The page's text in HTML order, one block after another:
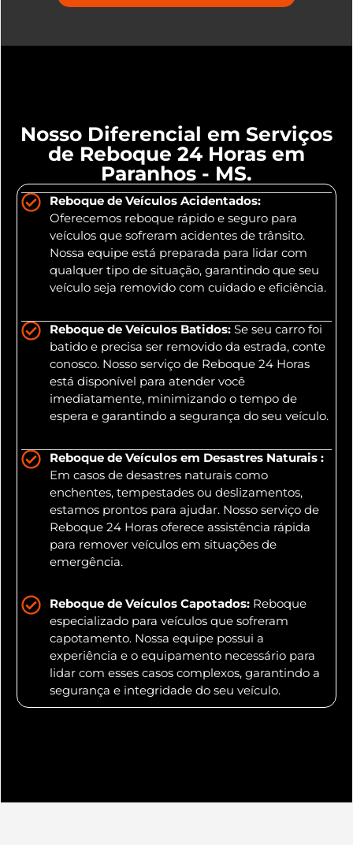
Nosso Diferencial em Serviços
de Reboque 24 Horas em
Paranhos - MS.
Reboque de Veículos Acidentados:
Oferecemos reboque rápido e seguro para
veículos que sofreram acidentes de trânsito.
Nossa equipe está preparada para lidar com
qualquer tipo de situação, garantindo que seu
veículo seja removido com cuidado e eficiência.
Reboque de Veículos Batidos: Se seu carro foi
batido e precisa ser removido da estrada, conte
conosco. Nosso serviço de Reboque 24 Horas
está disponível para atender você
imediatamente, minimizando o tempo de
espera e garantindo a segurança do seu veículo.
Reboque de Veículos em Desastres Naturais :
Em casos de desastres naturais como
enchentes, tempestades ou deslizamentos,
estamos prontos para ajudar. Nosso serviço de
Reboque 24 Horas oferece assistência rápida
para remover veículos em situações de
emergência.
Reboque de Veículos Capotados: Reboque
especializado para veículos que sofreram
capotamento. Nossa equipe possui a
experiência e o equipamento necessário para
lidar com esses casos complexos, garantindo a
segurança e integridade do seu veículo.